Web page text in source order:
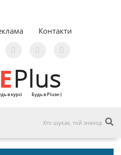
Контакти
Plus
в курсі Будь в Pluse-)